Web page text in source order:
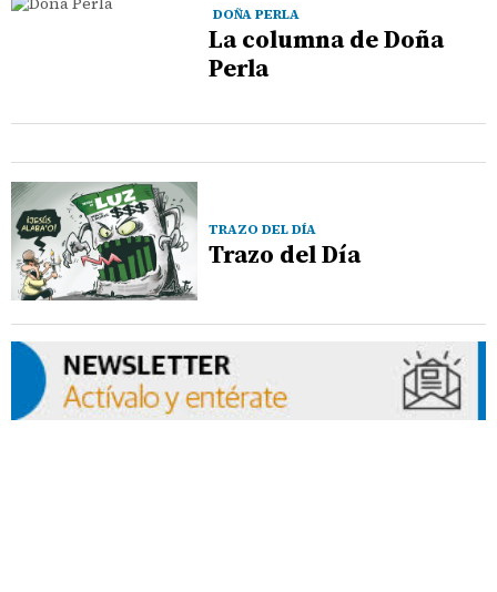
DOÑA PERLA
La columna de Doña
Perla
TRAZO DEL DÍA
Trazo del Día